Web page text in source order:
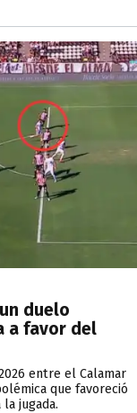
duelo
a favor del
entre el Calamar
que favoreció
jugada.